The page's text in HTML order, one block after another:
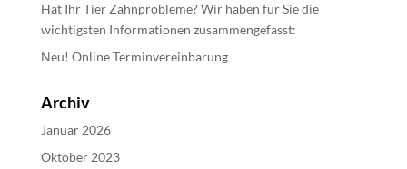
Hat Ihr Tier Zahnprobleme? Wir haben für Sie die
wichtigsten Informationen zusammengefasst:
Neu! Online Terminvereinbarung
Archiv
Januar 2026
Oktober 2023